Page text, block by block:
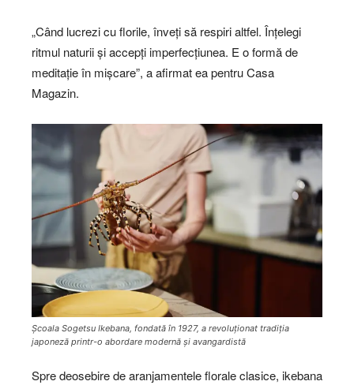
„Când lucrezi cu florile, înveți să respiri altfel. Înțelegi
ritmul naturii și accepți imperfecțiunea. E o formă de
meditație în mișcare”, a afirmat ea pentru Casa
Magazin.
Școala Sogetsu Ikebana, fondată în 1927, a revoluționat tradiția
japoneză printr-o abordare modernă și avangardistă
Spre deosebire de aranjamentele florale clasice, ikebana